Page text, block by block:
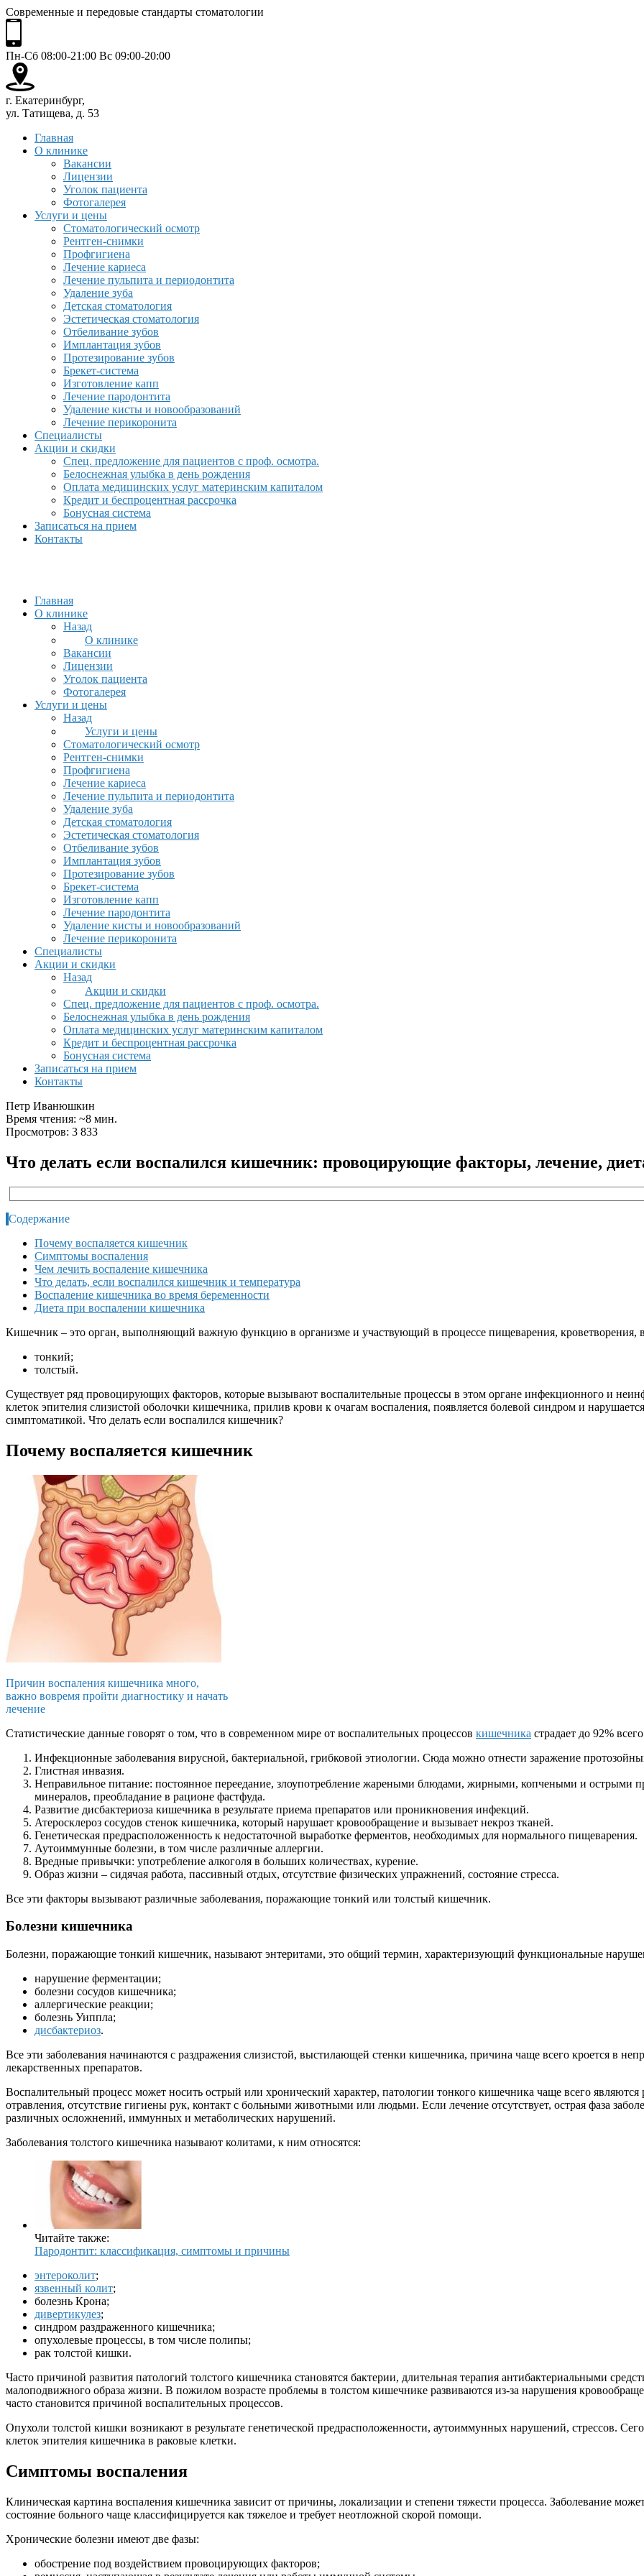
Современные и передовые стандарты стоматологии
Пн-Сб 08:00-21:00 Вс 09:00-20:00
г. Екатеринбург,
ул. Татищева, д. 53
Главная
О клинике
Вакансии
Лицензии
Уголок пациента
Фотогалерея
Услуги и цены
Стоматологический осмотр
Рентген-снимки
Профгигиена
Лечение кариеса
Лечение пульпита и периодонтита
Удаление зуба
Детская стоматология
Эстетическая стоматология
Отбеливание зубов
Имплантация зубов
Протезирование зубов
Брекет-система
Изготовление капп
Лечение пародонтита
Удаление кисты и новообразований
Лечение перикоронита
Специалисты
Акции и скидки
Спец. предложение для пациентов с проф. осмотра.
Белоснежная улыбка в день рождения
Оплата медицинских услуг материнским капиталом
Кредит и беспроцентная рассрочка
Бонусная система
Записаться на прием
Контакты
Главная
О клинике
Назад
О клинике
Вакансии
Лицензии
Уголок пациента
Фотогалерея
Услуги и цены
Назад
Услуги и цены
Стоматологический осмотр
Рентген-снимки
Профгигиена
Лечение кариеса
Лечение пульпита и периодонтита
Удаление зуба
Детская стоматология
Эстетическая стоматология
Отбеливание зубов
Имплантация зубов
Протезирование зубов
Брекет-система
Изготовление капп
Лечение пародонтита
Удаление кисты и новообразований
Лечение перикоронита
Специалисты
Акции и скидки
Назад
Акции и скидки
Спец. предложение для пациентов с проф. осмотра.
Белоснежная улыбка в день рождения
Оплата медицинских услуг материнским капиталом
Кредит и беспроцентная рассрочка
Бонусная система
Записаться на прием
Контакты
Петр Иванюшкин
Время чтения: ~8 мин.
Просмотров: 3 833
Что делать если воспалился кишечник: провоцирующие факторы, лечение,
Содержание
Почему воспаляется кишечник
Симптомы воспаления
Чем лечить воспаление кишечника
Что делать, если воспалился кишечник и температура
Воспаление кишечника во время беременности
Диета при воспалении кишечника
Кишечник – это орган, выполняющий важную функцию в организме и участвующий в процессе пищеварения, кроветворения,
тонкий;
толстый.
Существует ряд провоцирующих факторов, которые вызывают воспалительные процессы в этом органе инфекционного и
клеток эпителия слизистой оболочки кишечника, прилив крови к очагам воспаления, появляется болевой синдром и
симптоматикой. Что делать если воспалился кишечник?
Почему воспаляется кишечник
Причин воспаления кишечника много,
важно вовремя пройти диагностику и начать
лечение
Статистические данные говорят о том, что в современном мире от воспалительных процессов кишечника страдает до 92%
Инфекционные заболевания вирусной, бактериальной, грибковой этиологии. Сюда можно отнести заражение
Глистная инвазия.
Неправильное питание: постоянное переедание, злоупотребление жареными блюдами, жирными, копчеными и острыми
минералов, преобладание в рационе фастфуда.
Развитие дисбактериоза кишечника в результате приема препаратов или проникновения инфекций.
Атеросклероз сосудов стенок кишечника, который нарушает кровообращение и вызывает некроз тканей.
Генетическая предрасположенность к недостаточной выработке ферментов, необходимых для нормального пищеварения.
Аутоиммунные болезни, в том числе различные аллергии.
Вредные привычки: употребление алкоголя в больших количествах, курение.
Образ жизни – сидячая работа, пассивный отдых, отсутствие физических упражнений, состояние стресса.
Все эти факторы вызывают различные заболевания, поражающие тонкий или толстый кишечник.
Болезни кишечника
Болезни, поражающие тонкий кишечник, называют энтеритами, это общий термин, характеризующий функциональные
нарушение ферментации;
болезни сосудов кишечника;
аллергические реакции;
болезнь Уиппла;
дисбактериоз.
Все эти заболевания начинаются с раздражения слизистой, выстилающей стенки кишечника, причина чаще всего кроется в
лекарственных препаратов.
Воспалительный процесс может носить острый или хронический характер, патологии тонкого кишечника чаще всего
отравления, отсутствие гигиены рук, контакт с больными животными или людьми. Если лечение отсутствует, острая фаза
различных осложнений, иммунных и метаболических нарушений.
Заболевания толстого кишечника называют колитами, к ним относятся:
Читайте также:
Пародонтит: классификация, симптомы и причины
энтероколит;
язвенный колит;
болезнь Крона;
дивертикулез;
синдром раздраженного кишечника;
опухолевые процессы, в том числе полипы;
рак толстой кишки.
Часто причиной развития патологий толстого кишечника становятся бактерии, длительная терапия антибактериальными
малоподвижного образа жизни. В пожилом возрасте проблемы в толстом кишечнике развиваются из-за нарушения
часто становится причиной воспалительных процессов.
Опухоли толстой кишки возникают в результате генетической предрасположенности, аутоиммунных нарушений, стрессов.
клеток эпителия кишечника в раковые клетки.
Симптомы воспаления
Клиническая картина воспаления кишечника зависит от причины, локализации и степени тяжести процесса. Заболевание
состояние больного чаще классифицируется как тяжелое и требует неотложной скорой помощи.
Хронические болезни имеют две фазы:
обострение под воздействием провоцирующих факторов;